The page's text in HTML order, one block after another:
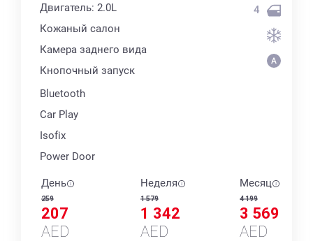
Двигатель: 2.0L
Кожаный салон
Камера заднего вида
Кнопочный запуск
Bluetooth
Car Play
Isofix
Power Door
4
День
259
207
AED
Неделя
1 579
1 342
AED
Месяц
4 199
3 569
AED